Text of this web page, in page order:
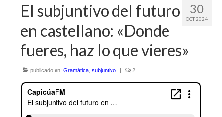
Más de Allan Tépper
Boletines
Contacto (vía TecnoTur)
Graba tu mensaje hablado
Escuchalibros.com
30
OCT 2024
El subjuntivo del futuro
en castellano: «Donde
fueres, haz lo que vieres»
publicado en: Gramática subjuntivo | 2